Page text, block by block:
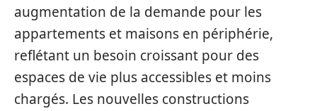
augmentation de la demande pour les
appartements et maisons en périphérie,
reflétant un besoin croissant pour des
espaces de vie plus accessibles et moins
chargés. Les nouvelles constructions